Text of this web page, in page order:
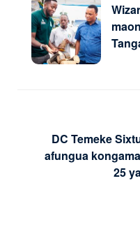
DC Temeke
afungua
25